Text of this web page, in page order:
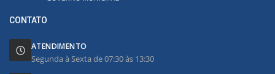
CONTATO
ATENDIMENTO
Segunda à Sexta de 07:30 às 13:30